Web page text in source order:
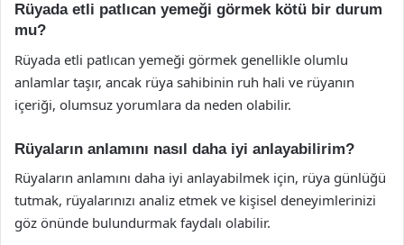
Rüyada etli patlıcan yemeği görmek kötü bir durum
mu?
Rüyada etli patlıcan yemeği görmek genellikle olumlu
anlamlar taşır, ancak rüya sahibinin ruh hali ve rüyanın
içeriği, olumsuz yorumlara da neden olabilir.
Rüyaların anlamını nasıl daha iyi anlayabilirim?
Rüyaların anlamını daha iyi anlayabilmek için, rüya günlüğü
tutmak, rüyalarınızı analiz etmek ve kişisel deneyimlerinizi
göz önünde bulundurmak faydalı olabilir.